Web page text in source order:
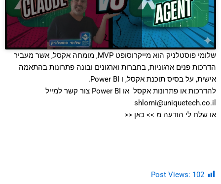
שלומי פוסטלניק הוא מייקרוסופט MVP, מומחה אקסל, אשר מעביר
הדרכות פנים ארגוניות, בחברות וארגונים ובונה פתרונות בהתאמה
אישית, על בסיס תוכנת אקסל, ו Power BI.
להדרכות או פתרונות אקסל או Power BI צור קשר למייל
shlomi@uniquetech.co.il
או שלח לי הודעה מ >> כאן <<
Post Views: 102